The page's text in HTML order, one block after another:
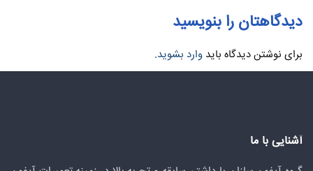
دیدگاهتان را بنویسید
برای نوشتن دیدگاه باید وارد بشوید.
آشنایی با ما